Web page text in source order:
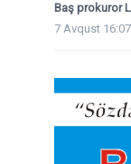
Baş prokuror
7 Avqust 16:07